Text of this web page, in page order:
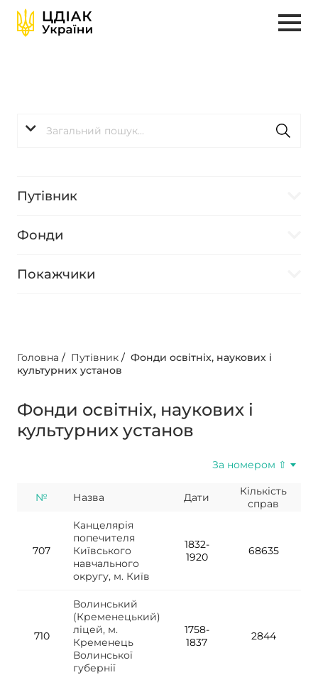
Путівник
Фонди
Покажчики
Головна / Путівник / Фонди освітніх, наукових і
культурних установ
Фонди освітніх, наукових і
культурних установ
За номером ⇧
№ Назва Дати
Кількість
справ
707
Канцелярія
попечителя
Київського
навчального
округу, м. Київ
1832-
1920
68635
710
Волинський
(Кременецький)
ліцей, м.
Кременець
Волинської
губернії
1758-
1837
2844